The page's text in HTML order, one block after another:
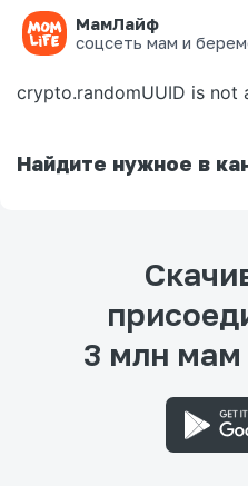
МамЛайф
соцсеть мам и
Ошибка на
crypto.randomUUID is not
Найдите нужное в
3 млн мам